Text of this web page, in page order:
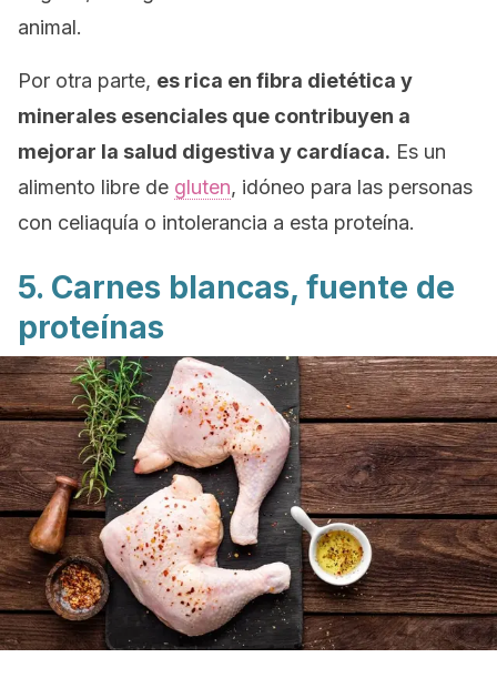
animal.
Por otra parte, es rica en fibra dietética y
minerales esenciales que contribuyen a
mejorar la salud digestiva y cardíaca. Es un
alimento libre de gluten, idóneo para las personas
con celiaquía o intolerancia a esta proteína.
5. Carnes blancas, fuente de
proteínas